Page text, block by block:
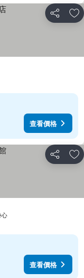
分享 放
查看價格
分享 放
心
查看價格